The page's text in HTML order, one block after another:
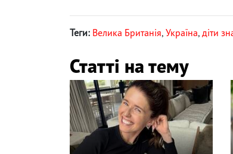
Теги: Велика Британія, Україна, діти
Статті на тему